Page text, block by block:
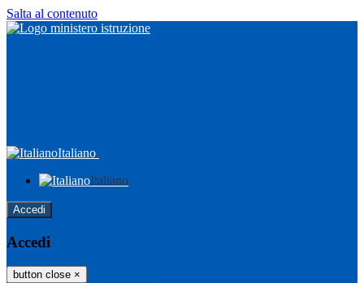
Salta al contenuto
Italiano
Italiano
Accedi
Accedi
button close ×